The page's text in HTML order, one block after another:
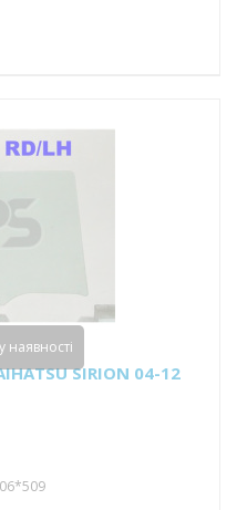
SIRION 04-12
наявності